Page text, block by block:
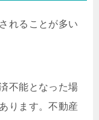
れることが多い
不能となった場
ります。不動産